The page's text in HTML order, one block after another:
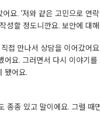
요. '저와 같은 고민으로 연
성할 정도니깐요. 보안에 대
만나서 상담을 이어갔어
요. 그러면서 다시 이야기
됐어요.
종 있고 말이에요. 그럴